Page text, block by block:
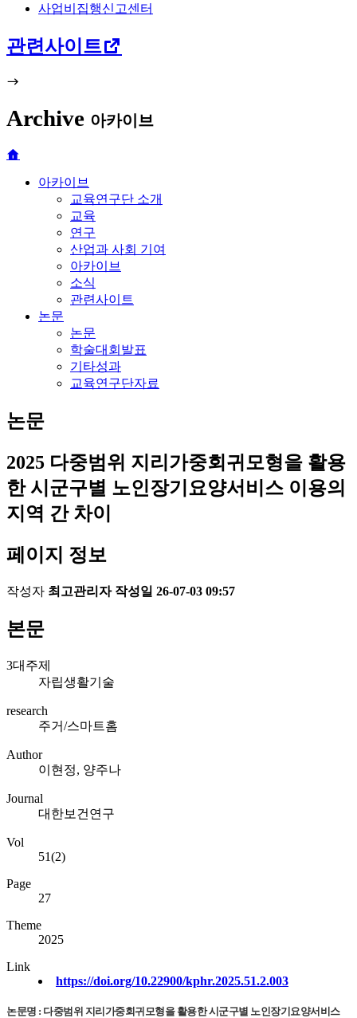
사업비집행신고센터
관련사이트
Archive 아카이브
아카이브
교육연구단 소개
교육
연구
산업과 사회 기여
아카이브
소식
관련사이트
논문
논문
학술대회발표
기타성과
교육연구단자료
논문
2025 다중범위 지리가중회귀모형을 활용
한 시군구별 노인장기요양서비스 이용의
지역 간 차이
페이지 정보
작성자 최고관리자 작성일 26-07-03 09:57
본문
3대주제
자립생활기술
research
주거/스마트홈
Author
이현정, 양주나
Journal
대한보건연구
Vol
51(2)
Page
27
Theme
2025
Link
https://doi.org/10.22900/kphr.2025.51.2.003
논문명 : 다중범위 지리가중회귀모형을 활용한 시군구별 노인장기요양서비스